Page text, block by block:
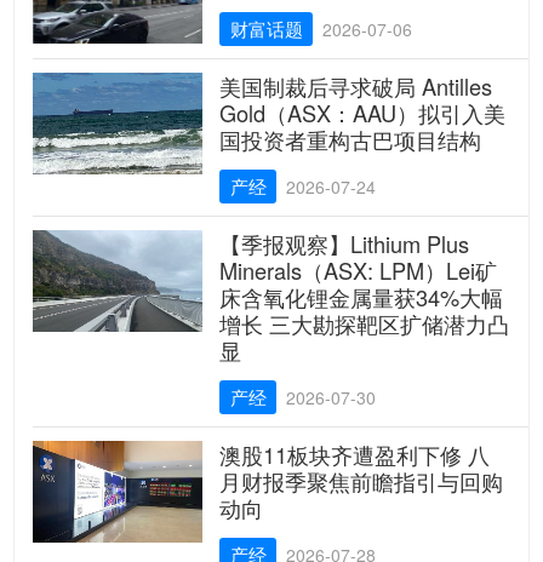
财富话题 2026-07-06
美国制裁后寻求破局 Antilles
Gold（ASX：AAU）拟引入美
国投资者重构古巴项目结构
产经 2026-07-24
【季报观察】Lithium Plus
Minerals（ASX: LPM）Lei矿
床含氧化锂金属量获34%大幅
增长 三大勘探靶区扩储潜力凸
显
产经 2026-07-30
澳股11板块齐遭盈利下修 八
月财报季聚焦前瞻指引与回购
动向
产经 2026-07-28